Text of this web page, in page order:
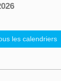
les calendriers